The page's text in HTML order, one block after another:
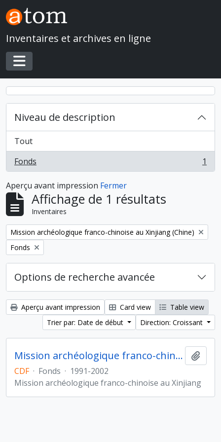
Skip to main content
Inventaires et archives en ligne
Toggle navigation
Niveau de description
Tout
Fonds
, 1 résultats 1
Aperçu avant impression Fermer
Affichage de 1 résultats
Inventaires
Remove filter:
Mission archéologique franco-chinoise au Xinjiang (Chine)
Remove filter:
Fonds
Options de recherche avancée
Aperçu avant impression Card view
Table view
Trier par: Date de début
Direction: Croissant
Mission archéologique franco-chinoise au Xinjiang (Chine)
CDF · Fonds · 1991-2002
Mission archéologique franco-chinoise au Xinjiang